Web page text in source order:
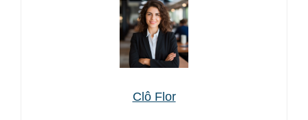
Clô Flor